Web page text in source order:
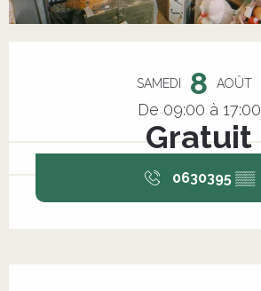
SAMEDI 8 AOÛT
De 09:00 à 17:00
Gratuit
0630395 ▒▒